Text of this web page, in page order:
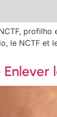
le NCTF et